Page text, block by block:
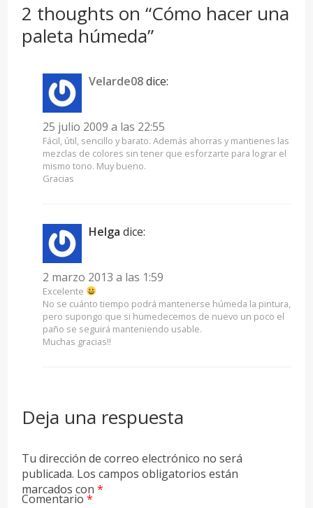
2 thoughts on “Cómo hacer una
paleta húmeda”
Velarde08dice:
25 julio 2009 a las 22:55
Fácil, útil, sencillo y barato. Además ahorras y mantienes las
mezclas de colores sin tener que esforzarte para lograr el
mismo tono. Muy bueno.
Gracias
Helga dice:
2 marzo 2013 a las 1:59
Excelente
No se cuánto tiempo podrá mantenerse húmeda la pintura,
pero supongo que si humedecemos de nuevo un poco el
paño se seguirá manteniendo usable.
Muchas gracias!!
Deja una respuesta
Tu dirección de correo electrónico no será
publicada. Los campos obligatorios están
marcados con*
Comentario*